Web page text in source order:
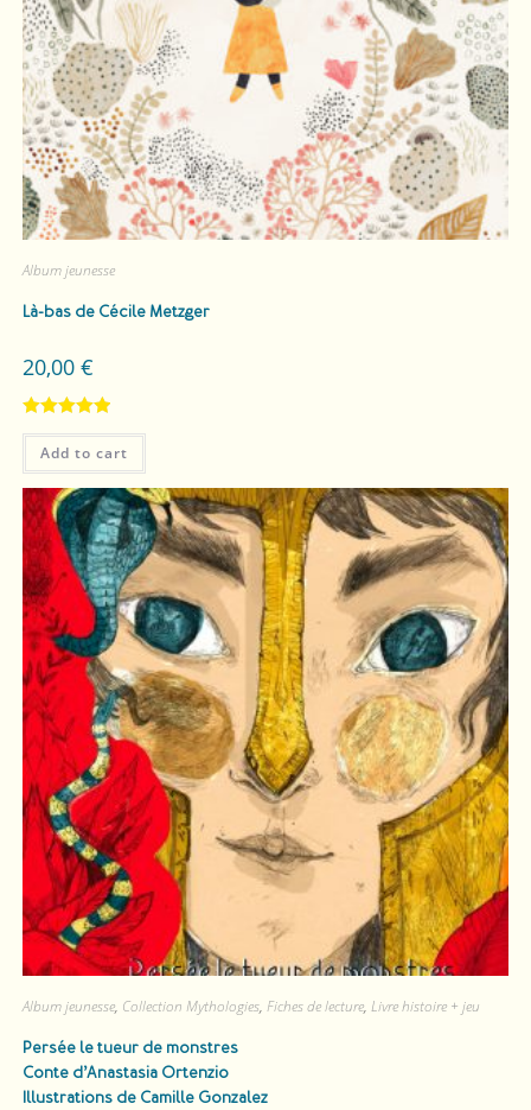
Album jeunesse
Là-bas de Cécile Metzger
20,00 €
Rated5.00
out of 5
Add to cart
Album jeunesse, Collection Mythologies, Fiches de lecture, Livre histoire + jeu
Persée le tueur de monstres
Conte d’Anastasia Ortenzio
Illustrations de Camille Gonzalez